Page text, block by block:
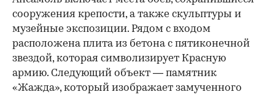
сооружения крепости, а также скульптуры и
музейные экспозиции. Рядом с входом
расположена плита из бетона с пятиконечной
звездой, которая символизирует Красную
армию. Следующий объект — памятник
«Жажда», который изображает замученного